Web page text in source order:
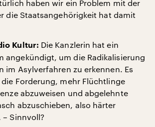
haben wir ein Problem mit der
die Staatsangehörigkeit hat damit
Kultur: Die Kanzlerin hat ein
angekündigt, um die Radikalisierung
im Asylverfahren zu erkennen. Es
Forderung, mehr Flüchtlinge
abzuweisen und abgelehnte
abzuschieben, also härter
Sinnvoll?